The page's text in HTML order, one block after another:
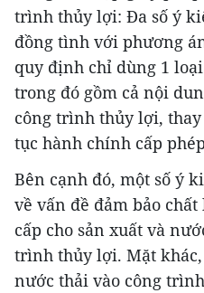
trình thủy lợi: Đa số ý
đồng tình với phương
quy định chỉ dùng 1
trong đó gồm cả nội
công trình thủy lợi,
tục hành chính cấp
Bên cạnh đó, một số ý
về vấn đề đảm bảo
cấp cho sản xuất và
trình thủy lợi. Mặt
nước thải vào công